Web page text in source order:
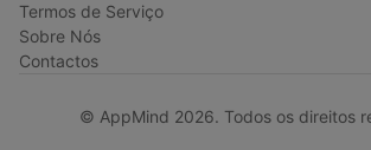
Termos de Serviço
Sobre Nós
Contactos
© AppMind 2026. Todos os direitos